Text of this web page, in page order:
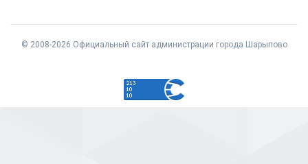
© 2008-2026 Официальный сайт администрации города Шарыпово